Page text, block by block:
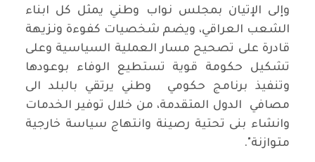
وإلى الإتيان بمجلس نواب وطني يمثل كل ابناء
الشعب العراقي، ويضم شخصيات كفوءة ونزيهة
قادرة على تصحيح مسار العملية السياسية وعلى
تشكيل حكومة قوية تستطيع الوفاء بوعودها
وتنفيذ برنامج حكومي وطني يرتقي بالبلد الى
مصافي الدول المتقدمة، من خلال توفير الخدمات
وانشاء بنى تحتية رصينة وانتهاج سياسة خارجية
متوازنة".